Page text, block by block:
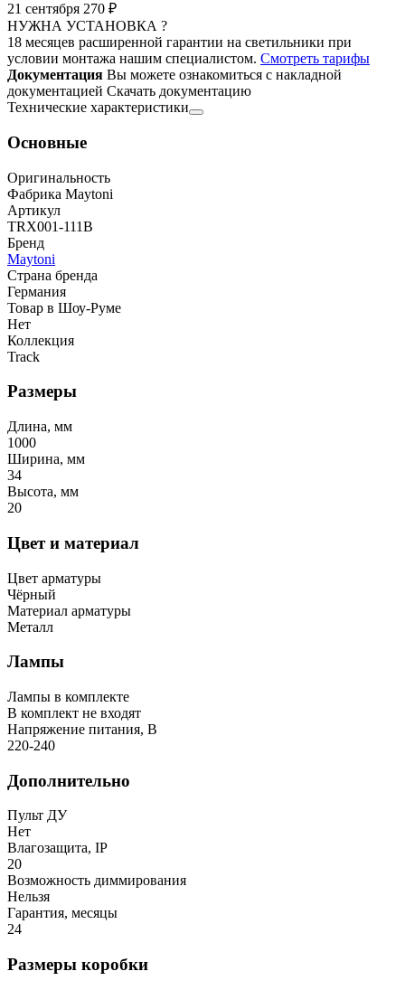
21 сентября 270 ₽
НУЖНА УСТАНОВКА ?
18 месяцев расширенной гарантии на светильники при
условии монтажа нашим специалистом. Смотреть тарифы
Документация Вы можете ознакомиться с накладной
документацией Скачать документацию
Технические характеристики
Основные
Оригинальность
Фабрика Maytoni
Артикул
TRX001-111B
Бренд
Maytoni
Страна бренда
Германия
Товар в Шоу-Руме
Нет
Коллекция
Track
Размеры
Длина, мм
1000
Ширина, мм
34
Высота, мм
20
Цвет и материал
Цвет арматуры
Чёрный
Материал арматуры
Металл
Лампы
Лампы в комплекте
В комплект не входят
Напряжение питания, В
220-240
Дополнительно
Пульт ДУ
Нет
Влагозащита, IP
20
Возможность диммирования
Нельзя
Гарантия, месяцы
24
Размеры коробки